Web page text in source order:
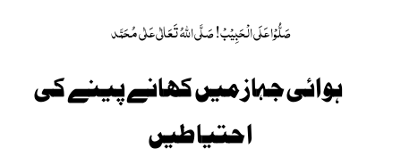
صَلُّوْا عَلَی الْحَبِیْبْ!صَلَّی اللہُ تَعَالٰی عَلٰی مُحَمَّد
ہوائی جہاز میں کھانے پینے کی
احتیاطیں